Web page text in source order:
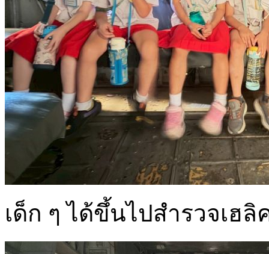
เด็ก ๆ ได้ขึ้นไปสำรวจเฮ